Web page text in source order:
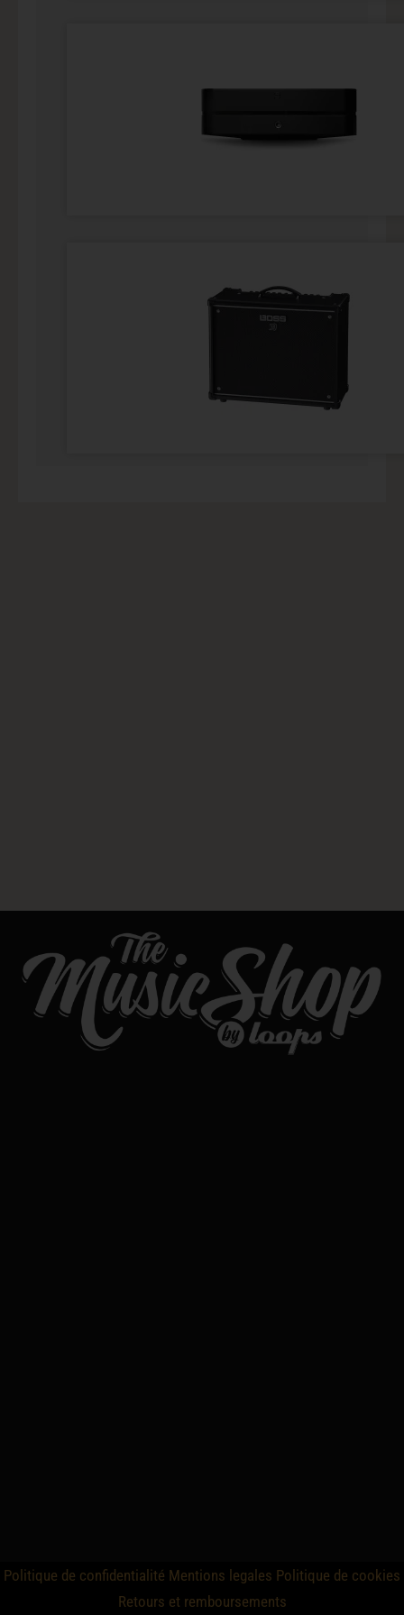
Politique de confidentialité Mentions legales Politique de cookies
Retours et remboursements